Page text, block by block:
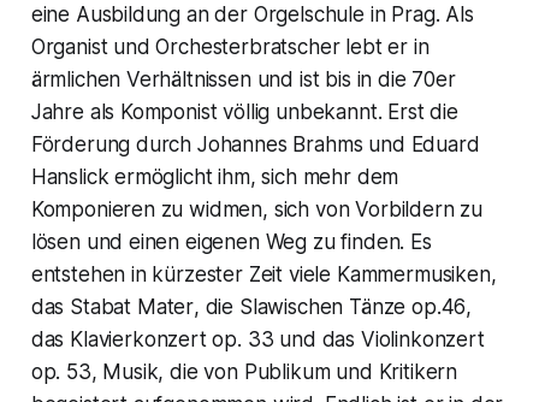
eine Ausbildung an der Orgelschule in Prag. Als
Organist und Orchesterbratscher lebt er in
ärmlichen Verhältnissen und ist bis in die 70er
Jahre als Komponist völlig unbekannt. Erst die
Förderung durch Johannes Brahms und Eduard
Hanslick ermöglicht ihm, sich mehr dem
Komponieren zu widmen, sich von Vorbildern zu
lösen und einen eigenen Weg zu finden. Es
entstehen in kürzester Zeit viele Kammermusiken,
das Stabat Mater, die Slawischen Tänze op.46,
das Klavierkonzert op. 33 und das Violinkonzert
op. 53, Musik, die von Publikum und Kritikern